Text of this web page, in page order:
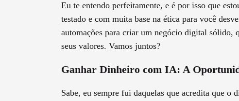
Eu te entendo perfeitamente, e é por isso que
testado e com muita base na ética para você
automações para criar um negócio digital sólido,
seus valores. Vamos juntos?
Ganhar Dinheiro com IA: A
Sabe, eu sempre fui daquelas que acredita que o